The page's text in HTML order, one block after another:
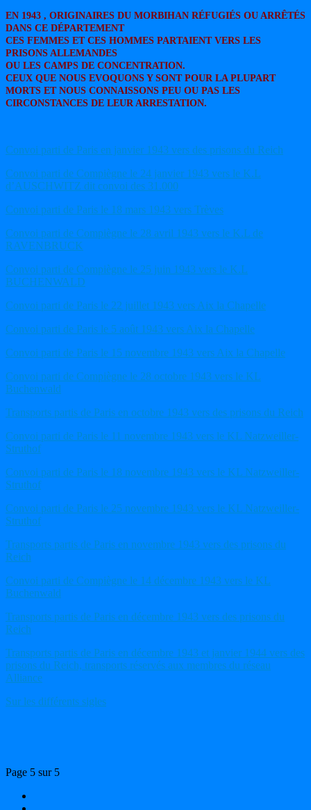
EN 1943 , ORIGINAIRES DU MORBIHAN RÉFUGIÉS OU ARRÊTÉS
DANS CE DÉPARTEMENT
CES FEMMES ET CES HOMMES PARTAIENT VERS LES
PRISONS ALLEMANDES
OU LES CAMPS DE CONCENTRATION.
CEUX QUE NOUS EVOQUONS Y SONT POUR LA PLUPART
MORTS ET NOUS CONNAISSONS PEU OU PAS LES
CIRCONSTANCES DE LEUR ARRESTATION.
Convoi parti de Paris en janvier 1943 vers des prisons du Reich
Convoi parti de Compiègne le 24 janvier 1943 vers le K.L
d’AUSCHWITZ dit convoi des 31.000
Convoi parti de Paris le 18 mars 1943 vers Trèves
Convoi parti de Compiègne le 28 avril 1943 vers le K.L de
RAVENBRUCK
Convoi parti de Compiègne le 25 juin 1943 vers le K.L
BUCHENWALD
Convoi parti de Paris le 22 juillet 1943 vers Aix la Chapelle
Convoi parti de Paris le 5 août 1943 vers Aix la Chapelle
Convoi parti de Paris le 15 novembre 1943 vers Aix la Chapelle
Convoi parti de Compiègne le 28 octobre 1943 vers le KL
Buchenwald
Transports partis de Paris en octobre 1943 vers des prisons du Reich
Convoi parti de Paris le 11 novembre 1943 vers le KL Natzweiller-
Struthof
Convoi parti de Paris le 18 novembre 1943 vers le KL Natzweiller-
Struthof
Convoi parti de Paris le 25 novembre 1943 vers le KL Natzweiller-
Struthof
Transports partis de Paris en novembre 1943 vers des prisons du
Reich
Convoi parti de Compiègne le 14 décembre 1943 vers le KL
Buchenwald
Transports partis de Paris en décembre 1943 vers des prisons du
Reich
Transports partis de Paris en décembre 1943 et janvier 1944 vers des
prisons du Reich, transports réservés aux membres du réseau
Alliance
Sur les différents sigles
Page 5 sur 5